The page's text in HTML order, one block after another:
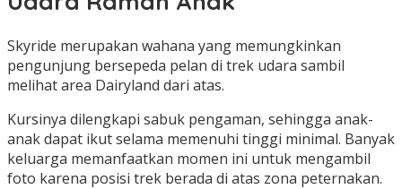
Skyride merupakan wahana yang memungkinkan
pengunjung bersepeda pelan di trek udara sambil
melihat area Dairyland dari atas.
Kursinya dilengkapi sabuk pengaman, sehingga anak-
anak dapat ikut selama memenuhi tinggi minimal. Banyak
keluarga memanfaatkan momen ini untuk mengambil
foto karena posisi trek berada di atas zona peternakan.